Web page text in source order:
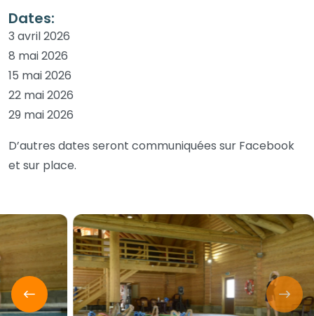
Dates:
3 avril 2026
8 mai 2026
15 mai 2026
22 mai 2026
29 mai 2026
D’autres dates seront communiquées sur Facebook
et sur place.